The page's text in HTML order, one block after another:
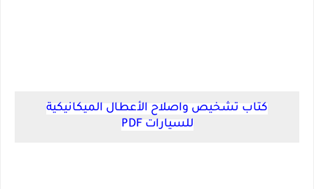
كتاب تشخيص واصلاح الأعطال الميكانيكية
للسيارات PDF